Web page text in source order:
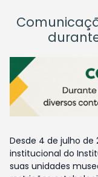
Desde 4 de julho
institucional do
suas unidades